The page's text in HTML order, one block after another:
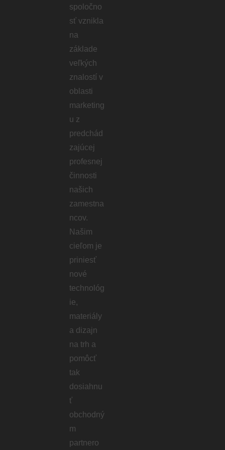
spoločno
sť vznikla
na
základe
veľkých
znalostí v
oblasti
marketing
u z
predchád
zajúcej
profesnej
činnosti
našich
zamestna
ncov.
Našim
cieľom je
priniesť
nové
technológ
ie,
materiály
a dizajn
na trh a
pomôcť
tak
dosiahnu
ť
obchodný
m
partnero